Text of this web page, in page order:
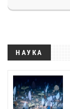
НАУКА